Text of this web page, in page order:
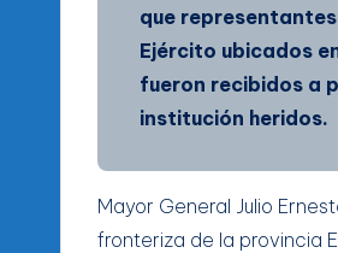
que
Ejército ubicados
fueron recibidos a
institución heridos.
Mayor General Julio
fronteriza de la provincia